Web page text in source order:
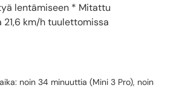
lentämiseen * Mitattu
km/h tuulettomissa
noin 34 minuuttia (Mini 3 Pro), noin